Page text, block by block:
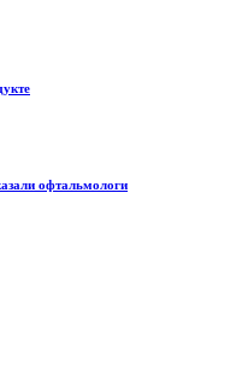
офтальмологи